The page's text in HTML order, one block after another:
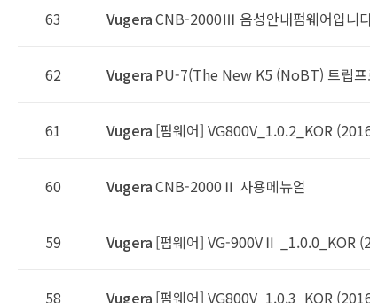
63 VugeraCNB-2000Ⅲ 음성안내펌웨어입니
62 Vugera PU-7(The New K5 (NoBT) 트립프
61 Vugera [펌웨어] VG800V_1.0.2_KOR
60 VugeraCNB-2000Ⅱ 사용메뉴얼
59 Vugera [펌웨어] VG-900VⅡ _1.0.0_KOR
58 Vugera [펌웨어] VG800V_1.0.3_KOR